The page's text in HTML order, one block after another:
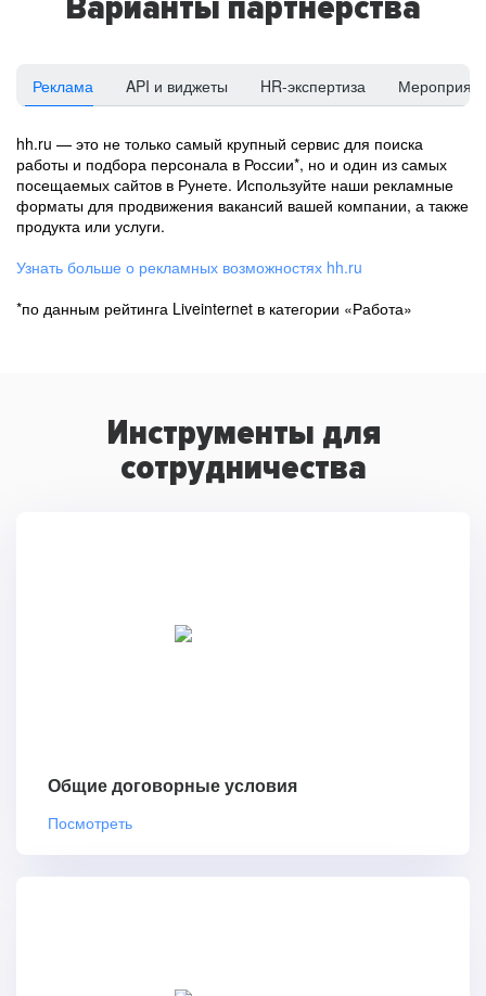
Реклама API и виджеты HR-экспертиза
hh.ru — это не только самый крупный сервис для поиска
работы и подбора персонала в России*, но и один из самых
посещаемых сайтов в Рунете. Используйте наши рекламные
форматы для продвижения вакансий вашей компании, а также
продукта или услуги.
Узнать больше о рекламных возможностях hh.ru
*по данным рейтинга Liveinternet в категории «Работа»
Инструменты для
сотрудничества
Общие договорные условия
Посмотреть